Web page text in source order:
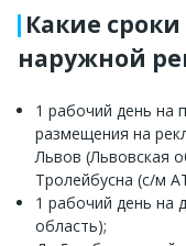
Какие
наружной
1 рабочий день на
размещения на
Львов (Львовская
Тролейбусна (с/м
1 рабочий день на
область);